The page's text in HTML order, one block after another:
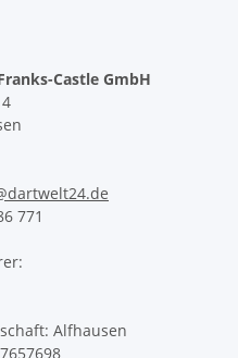
Castle GmbH
771
Alfhausen